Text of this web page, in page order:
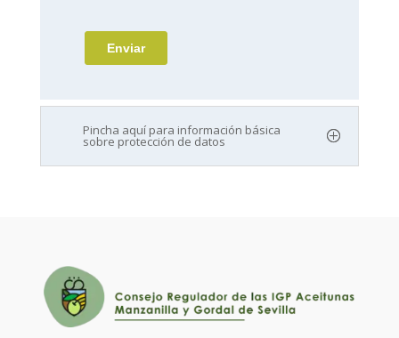
Pincha aquí para información básica
sobre protección de datos